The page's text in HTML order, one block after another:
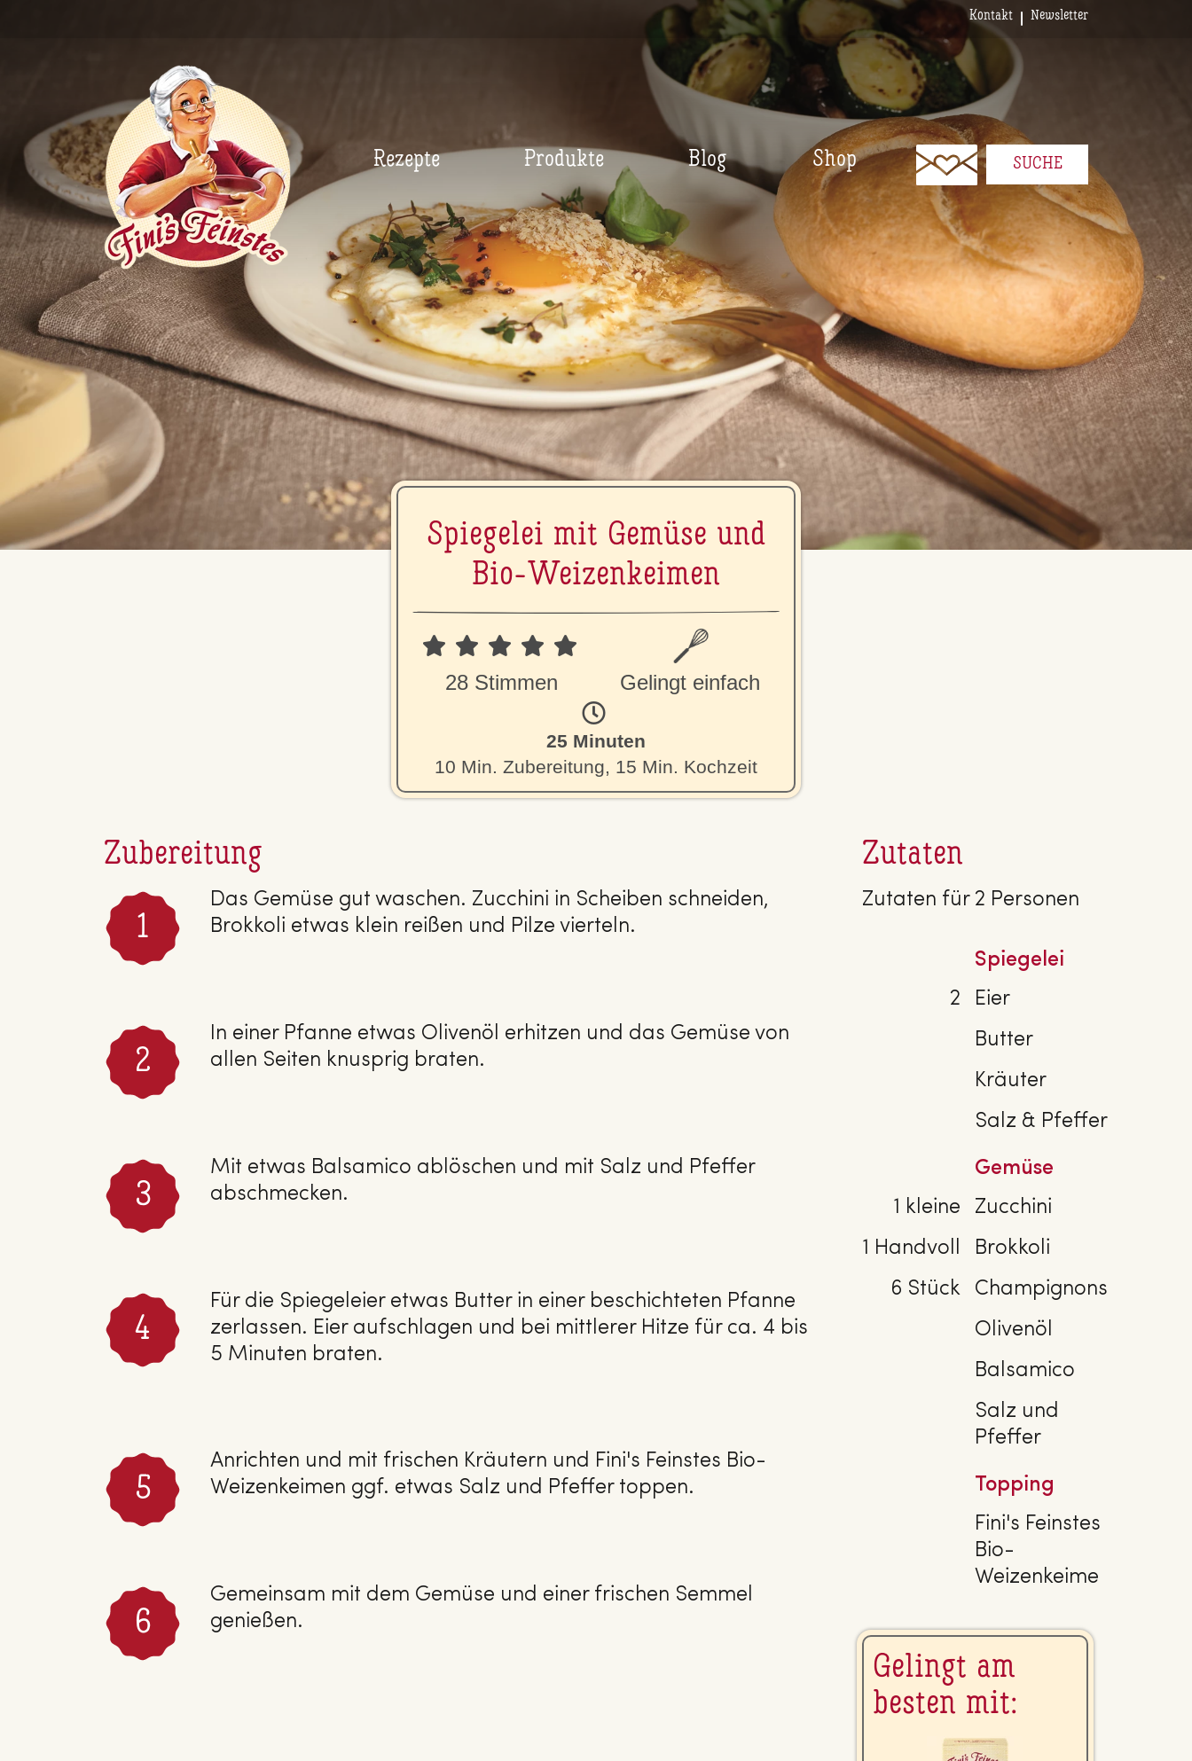
Kontakt Newsletter
Rezepte Produkte Blog Shop SUCHE
Newsletter
Spiegelei mit Gemüse und
Bio-Wei­zen­kei­men
28 Stimmen Gelingt einfach
25 Minuten
10 Min. Zubereitung, 15 Min. Kochzeit
Zubereitung
Das Gemüse gut waschen. Zucchini in Scheiben schneiden,
Brokkoli etwas klein reißen und Pilze vierteln.
In einer Pfanne etwas Olivenöl erhitzen und das Gemüse von
allen Seiten knusprig braten.
Mit etwas Balsamico ablöschen und mit Salz und Pfeffer
abschmecken.
Für die Spiegeleier etwas Butter in einer beschichteten Pfanne
zerlassen. Eier aufschlagen und bei mittlerer Hitze für ca. 4 bis
5 Minuten braten.
Anrichten und mit frischen Kräutern und Fini's Feinstes Bio-
Weizenkeimen ggf. etwas Salz und Pfeffer toppen.
Gemeinsam mit dem Gemüse und einer frischen Semmel
genießen.
Zutaten
Zutaten für 2 Personen
Spiegelei
2
Eier
Butter
Kräuter
Salz & Pfeffer
Gemüse
1 kleine
Zucchini
1 Handvoll
Brokkoli
6 Stück
Champignons
Olivenöl
Balsamico
Salz und
Pfeffer
Topping
Fini's Feinstes
Bio-
Weizenkeime
Gelingt am
besten mit: